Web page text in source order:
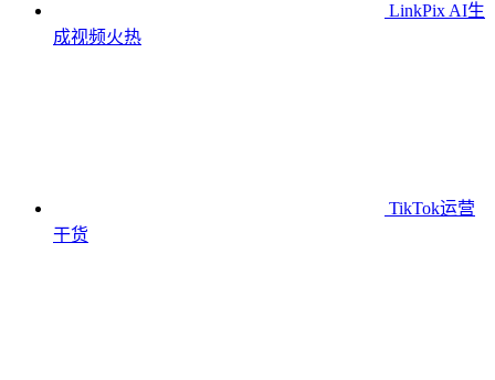
LinkPix AI生
成视频火热
TikTok运营
干货